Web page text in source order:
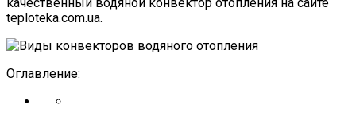
teploteka.com.ua.
Оглавление: